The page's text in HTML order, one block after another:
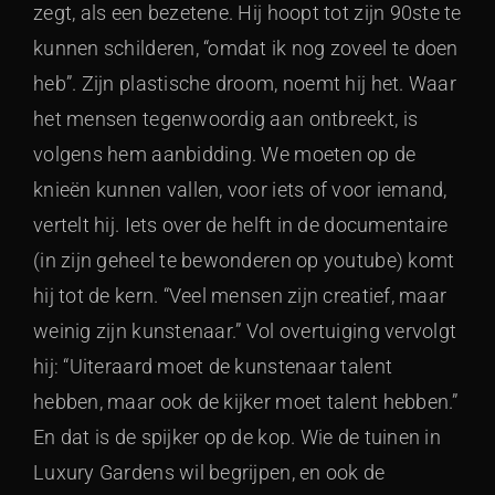
zegt, als een bezetene. Hij hoopt tot zijn 90ste te
kunnen schilderen, “omdat ik nog zoveel te doen
heb”. Zijn plastische droom, noemt hij het. Waar
het mensen tegenwoordig aan ontbreekt, is
volgens hem aanbidding. We moeten op de
knieën kunnen vallen, voor iets of voor iemand,
vertelt hij. Iets over de helft in de documentaire
(in zijn geheel te bewonderen op youtube) komt
hij tot de kern. “Veel mensen zijn creatief, maar
weinig zijn kunstenaar.” Vol overtuiging vervolgt
hij: “Uiteraard moet de kunstenaar talent
hebben, maar ook de kijker moet talent hebben.”
En dat is de spijker op de kop. Wie de tuinen in
Luxury Gardens wil begrijpen, en ook de